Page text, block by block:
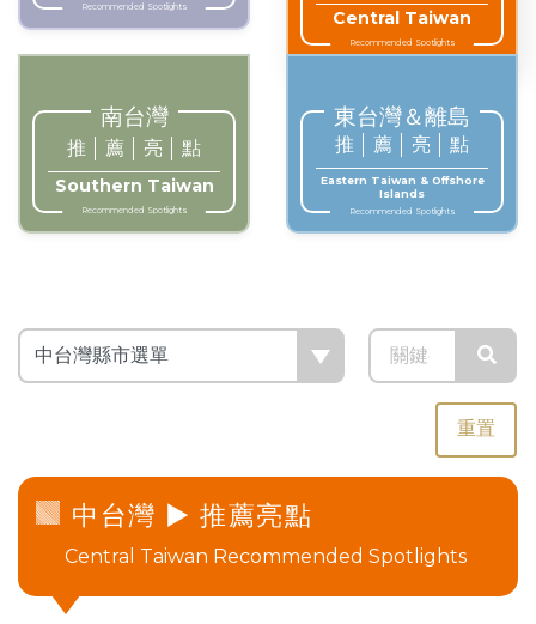
Recommended Spotlights
Central Taiwan
Recommended Spotlights
南台灣
推 薦 亮 點
Southern Taiwan
Recommended Spotlights
東台灣＆離島
推 薦 亮 點
Eastern Taiwan & Offshore
Islands
Recommended Spotlights
重置
中台灣 ► 推薦亮點
Central Taiwan Recommended Spotlights